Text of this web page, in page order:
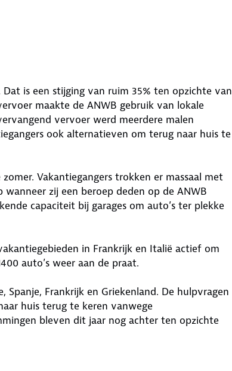
Dat is een stijging van ruim 35% ten opzichte van
maakte de ANWB gebruik van lokale
vervoer werd meerdere malen
ook alternatieven om terug naar huis te
Vakantiegangers trokken er massaal met
zij een beroep deden op de ANWB
capaciteit bij garages om auto’s ter plekke
in Frankrijk en Italië actief om
auto’s weer aan de praat.
Frankrijk en Griekenland. De hulpvragen
huis terug te keren vanwege
bleven dit jaar nog achter ten opzichte